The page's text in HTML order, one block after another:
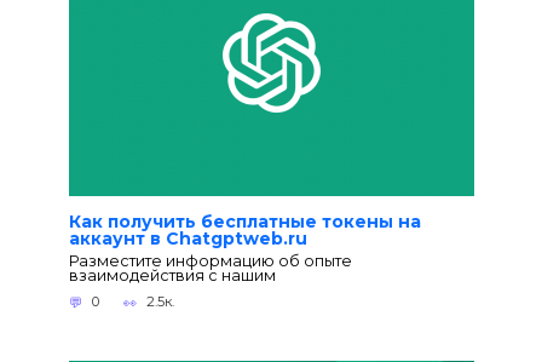
Как получить бесплатные токены на
аккаунт в Chatgptweb.ru
Разместите информацию об опыте
взаимодействия с нашим
0 2.5к.